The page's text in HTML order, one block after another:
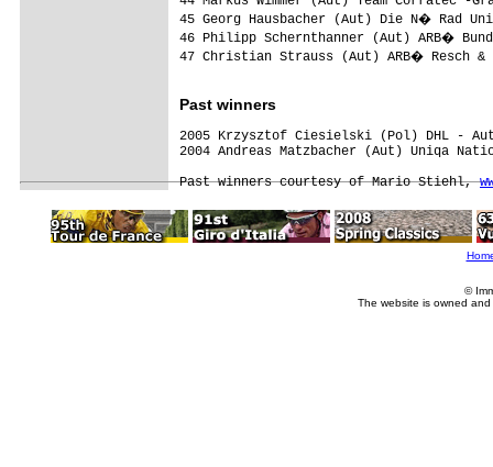
45 Georg Hausbacher (Aut) Die N�
46 Philipp Schernthanner (Aut) ARB�
47 Christian Strauss (Aut) ARB�
Past winners
2005 Krzysztof Ciesielski
2004 Andreas Matzbacher (Aut) Uniqa
Past winners courtesy of Mario Stiehl,
©
The website is owned